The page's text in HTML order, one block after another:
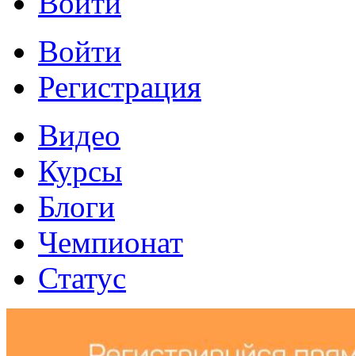
Войти
Регистрация
Видео
Курсы
Блоги
Чемпионат
Статус